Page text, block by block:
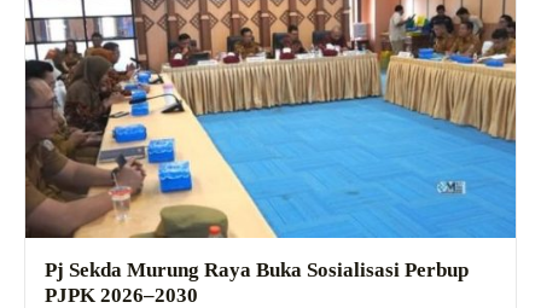
Pj Sekda Murung Raya Buka Sosialisasi Perbup
PJPK 2026–2030